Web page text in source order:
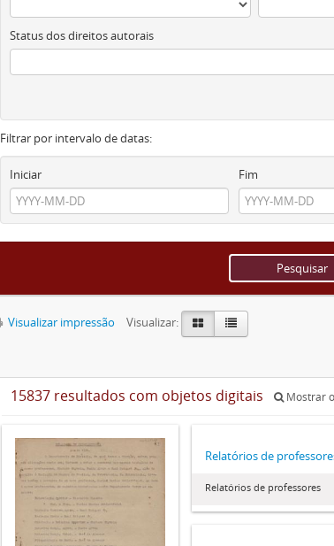
Status dos direitos autorais
Filtrar por intervalo de datas:
Iniciar
Fim
Visualizar impressão
Visualizar:
15837 resultados com objetos digitais Mostrar
Relatórios de
Relatórios de professores